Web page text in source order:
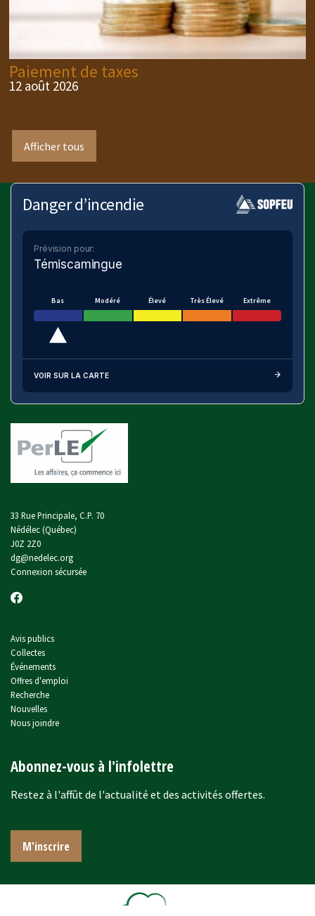
Paiement de taxes
12 août 2026
Afficher tous
Danger d’incendie
Prévision pour:
Témiscamingue
Bas Modéré Élevé Très Élevé Extrême
VOIR SUR LA CARTE
33 Rue Principale, C.P. 70
Nédélec (Québec)
J0Z 2Z0
dg@nedelec.org
Connexion sécursée
Avis publics
Collectes
Événements
Offres d'emploi
Recherche
Nouvelles
Nous joindre
Abonnez-vous à l'infolettre
Restez à l'affût de l'actualité et des activités offertes.
M'inscrire